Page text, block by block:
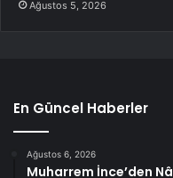
Ağustos 5, 2026
En Güncel Haberler
Ağustos 6, 2026
Muharrem İnce’den